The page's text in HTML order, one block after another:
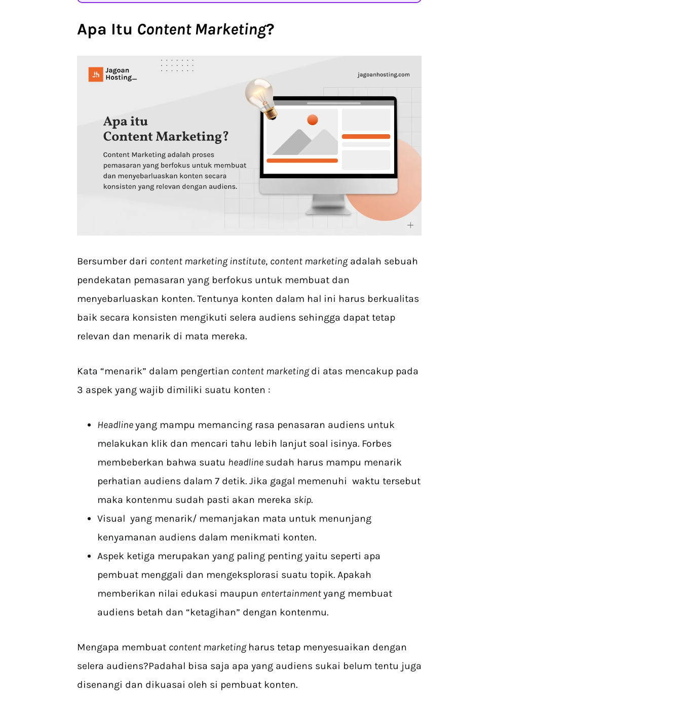
Apa Itu Content Marketing?
Bersumber dari content marketing institute, content marketingadalah sebuah
pendekatan pemasaran yang berfokus untuk membuat dan
menyebarluaskan konten. Tentunya konten dalam hal ini harus berkualitas
baik secara konsisten mengikuti selera audiens sehingga dapat tetap
relevan dan menarik di mata mereka.
Kata “menarik” dalam pengertian content marketingdi atas mencakup pada
3 aspek yang wajib dimiliki suatu konten :
Headlineyang mampu memancing rasa penasaran audiens untuk
melakukan klik dan mencari tahu lebih lanjut soal isinya. Forbes
membeberkan bahwa suatu headline sudah harus mampu menarik
perhatian audiens dalam 7 detik. Jika gagal memenuhi waktu tersebut
maka kontenmu sudah pasti akan mereka skip.
Visual yang menarik/ memanjakan mata untuk menunjang
kenyamanan audiens dalam menikmati konten.
Aspek ketiga merupakan yang paling penting yaitu seperti apa
pembuat menggali dan mengeksplorasi suatu topik. Apakah
memberikan nilai edukasi maupun entertainmentyang membuat
audiens betah dan “ketagihan” dengan kontenmu.
Mengapa membuat content marketing harus tetap menyesuaikan dengan
selera audiens?Padahal bisa saja apa yang audiens sukai belum tentu juga
disenangi dan dikuasai oleh si pembuat konten.